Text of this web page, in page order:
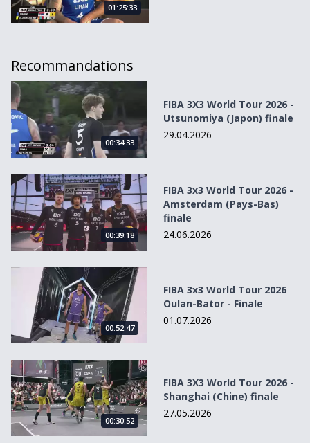
01:25:33
Recommandations
FIBA 3X3 World Tour 2026 - Utsunomiya (Japon) finale
00:34:33
FIBA 3X3 World Tour 2026 -
Utsunomiya (Japon) finale
29.04.2026
FIBA 3x3 World Tour 2026 - Amsterdam (Pays-Bas) finale
00:39:18
FIBA 3x3 World Tour 2026 -
Amsterdam (Pays-Bas)
finale
24.06.2026
FIBA 3x3 World Tour 2026 Oulan-Bator - Finale
00:52:47
FIBA 3x3 World Tour 2026
Oulan-Bator - Finale
01.07.2026
FIBA 3X3 World Tour 2026 - Shanghai (Chine) finale
00:30:52
FIBA 3X3 World Tour 2026 -
Shanghai (Chine) finale
27.05.2026